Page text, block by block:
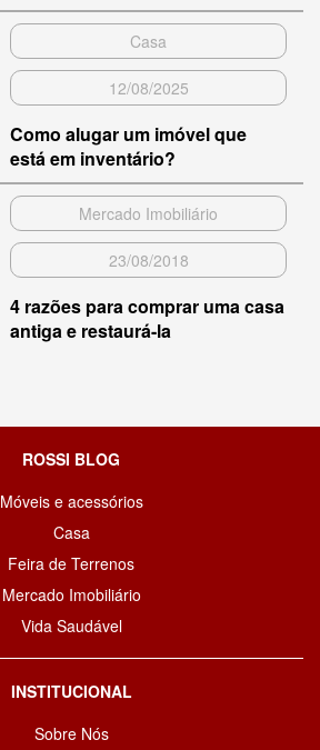
Casa
12/08/2025
Como alugar um imóvel que
está em inventário?
Mercado Imobiliário
23/08/2018
4 razões para comprar uma casa
antiga e restaurá-la
ROSSI BLOG
Móveis e acessórios
Casa
Feira de Terrenos
Mercado Imobiliário
Vida Saudável
INSTITUCIONAL
Sobre Nós